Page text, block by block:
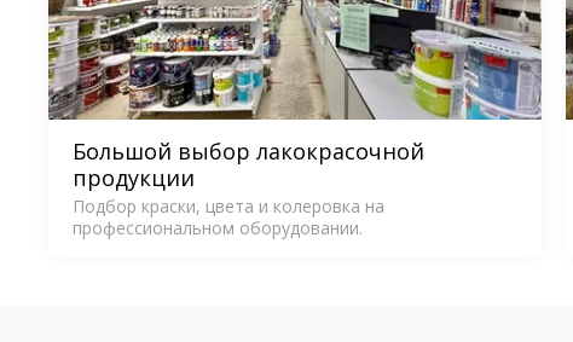
Большой выбор лакокрасочной
продукции
Подбор краски, цвета и колеровка на
профессиональном оборудовании.